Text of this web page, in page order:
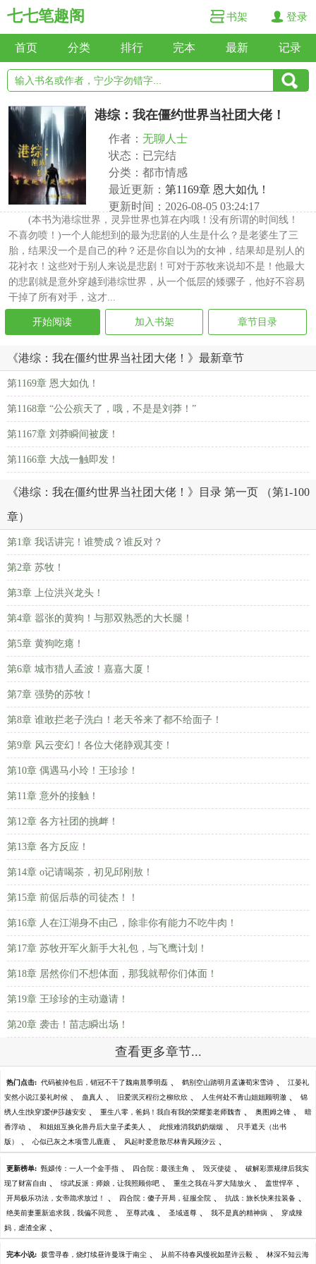
七七笔趣阁 书架 登录
首页 分类 排行 完本 最新 记录
港综：我在僵约世界当社团大佬！
作者： 无聊人士
状态：已完结
分类：都市情感
最近更新： 第1169章 恩大如仇！
更新时间：2026-08-05 03:24:17
(本书为港综世界，灵异世界也算在内哦！没有所谓的时间线！
不喜勿喷！)一个人能想到的最为悲剧的人生是什么？是老婆生了三
胎，结果没一个是自己的种？还是你自以为的女神，结果却是别人的
花衬衣！这些对于别人来说是悲剧！可对于苏牧来说却不是！他最大
的悲剧就是意外穿越到港综世界，从一个低层的矮骡子，他好不容易
干掉了所有对手，这才...
开始阅读 加入书架 章节目录
《港综：我在僵约世界当社团大佬！》最新章节
第1169章 恩大如仇！
第1168章 “公公殡天了，哦，不是是刘莽！”
第1167章 刘莽瞬间被废！
第1166章 大战一触即发！
《港综：我在僵约世界当社团大佬！》目录 第一页 （第1-100
章）
第1章 我话讲完！谁赞成？谁反对？
第2章 苏牧！
第3章 上位洪兴龙头！
第4章 嚣张的黄狗！与那双熟悉的大长腿！
第5章 黄狗吃瘪！
第6章 城市猎人孟波！嘉嘉大厦！
第7章 强势的苏牧！
第8章 谁敢拦老子洗白！老天爷来了都不给面子！
第9章 风云变幻！各位大佬静观其变！
第10章 偶遇马小玲！王珍珍！
第11章 意外的接触！
第12章 各方社团的挑衅！
第13章 各方反应！
第14章 o记请喝茶，初见邱刚敖！
第15章 前倨后恭的司徒杰！！
第16章 人在江湖身不由己，除非你有能力不吃牛肉！
第17章 苏牧开军火新手大礼包，与飞鹰计划！
第18章 居然你们不想体面，那我就帮你们体面！
第19章 王珍珍的主动邀请！
第20章 袭击！苗志瞬出场！
查看更多章节...
热门点击: 代码被掉包后，销冠不干了魏南晨季明磊 、 鹤别空山踏明月孟谦荀宋雪诗 、 江晏礼
安然小说江晏礼时候 、 蛊真人 、 旧爱泯灭程衍之柳欣欣 、 人生何处不青山姐姐顾明澈 、 锦
绣人生[快穿]爱伊莎越安安 、 重生八零，爸妈！我自有我的荣耀姜老师魏杳 、 奥图姆之锋 、 暗
香浮动 、 和姐姐互换化兽丹后大皇子柔美人 、 此恨难消我奶奶烟烟 、 只手遮天（出书
版） 、 心似已灰之木项雪儿鹿鹿 、 风起时爱意散尽林青风顾汐云 、
更新榜单: 甄嬛传：一人一个金手指 、 四合院：最强主角 、 毁灭使徒 、 破解彩票规律后我实
现了财富自由 、 综武反派：师娘，让我照顾你吧 、 重生之我在斗罗大陆放火 、 盖世悍卒 、
开局极乐功法，女帝跪求放过！ 、 四合院：傻子开局，征服全院 、 抗战：旅长快来拉装备 、
绝美前妻重新追求我，我偏不同意 、 至尊武魂 、 圣域道尊 、 我不是真的精神病 、 穿成辣
妈，虐渣全家 、
完本小说: 拨雪寻春，烧灯续昼许曼珠于南尘 、 从前不待春风慢祝如星许云毅 、 林深不知云海